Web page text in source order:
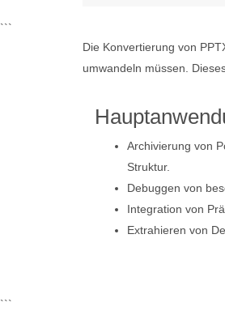
```
Die Konvertierung von
umwandeln müssen.
Archivierung von
Struktur.
Debuggen von
Integration von
Extrahieren von
```